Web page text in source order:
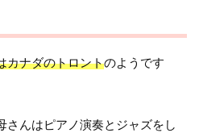
カナダのトロントのようです
さんはピアノ演奏とジャズをし